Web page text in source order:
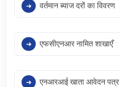
वर्तमान ब्याज दरों का विवरण
एफसीएनआर नामित शाखाएँ
एनआरआई खाता आवेदन पत्र